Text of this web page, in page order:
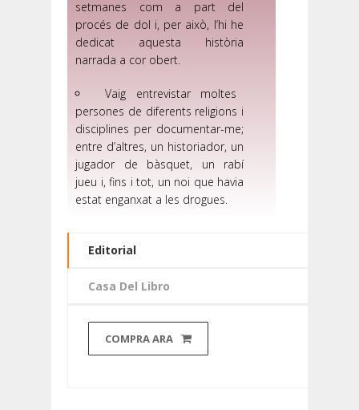
setmanes com a part del
procés de dol i, per això, l’hi he
dedicat aquesta història
narrada a cor obert.
Vaig entrevistar moltes
persones de diferents religions i
disciplines per documentar-me;
entre d’altres, un historiador, un
jugador de bàsquet, un rabí
jueu i, fins i tot, un noi que havia
estat enganxat a les drogues.
Editorial
Casa Del Libro
COMPRA ARA